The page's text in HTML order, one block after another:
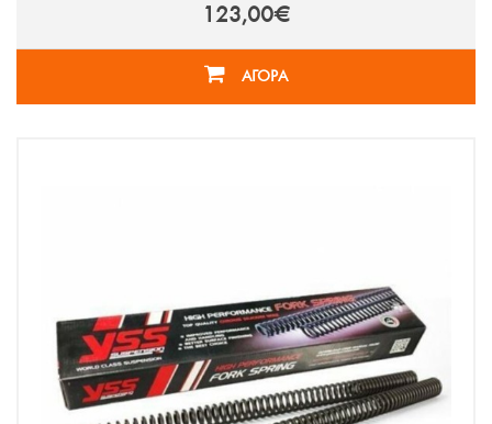
123,00€
ΑΓΟΡΑ